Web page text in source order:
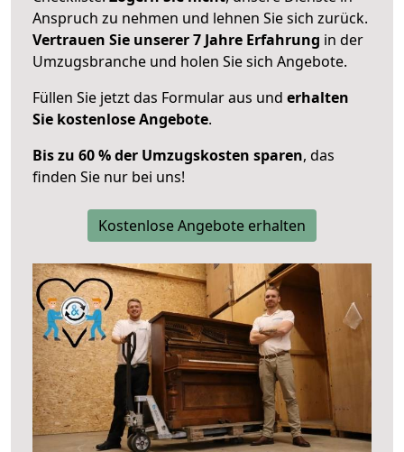
Anspruch zu nehmen und lehnen Sie sich zurück.
Vertrauen Sie unserer 7 Jahre Erfahrung in der
Umzugsbranche und holen Sie sich Angebote.
Füllen Sie jetzt das Formular aus und erhalten
Sie kostenlose Angebote.
Bis zu 60 % der Umzugskosten sparen, das
finden Sie nur bei uns!
Kostenlose Angebote erhalten